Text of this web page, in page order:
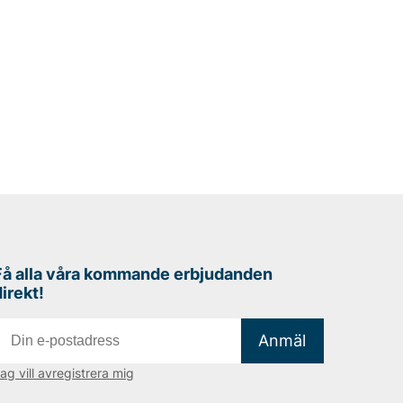
alla våra kommande erbjudanden
Anmäl
vill avregistrera mig